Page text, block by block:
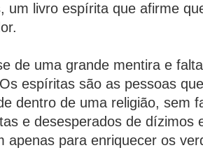
um livro espírita que afirme
de uma grande mentira e
espíritas são as pessoas
dentro de uma religião, sem
e desesperados de dízimos
apenas para enriquecer os